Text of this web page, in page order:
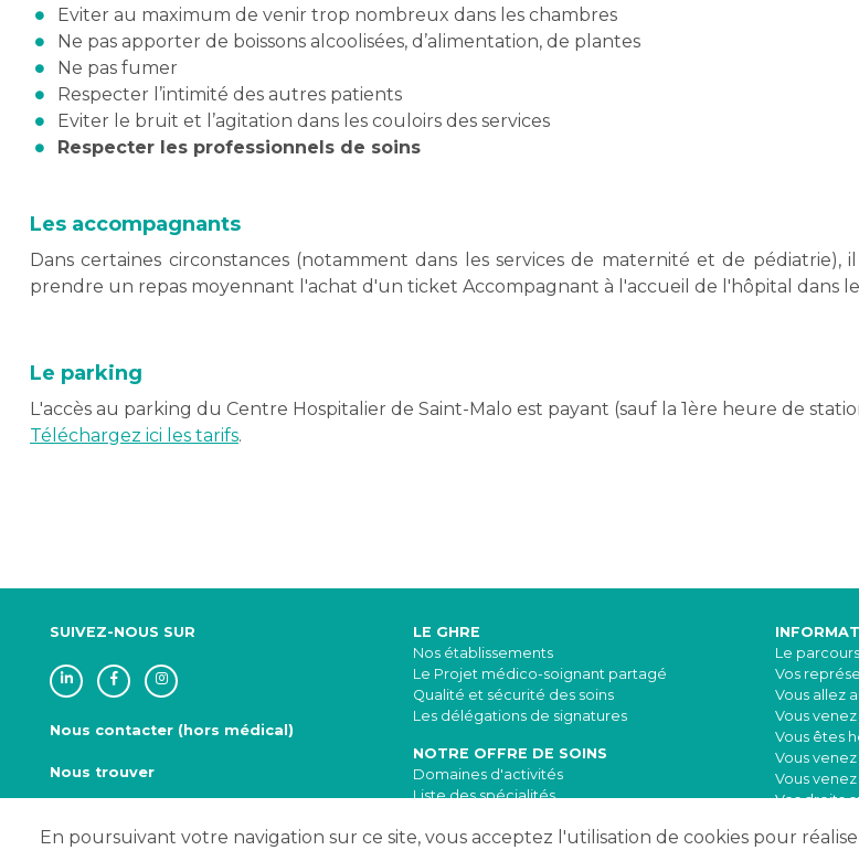
Eviter au maximum de venir trop nombreux dans les chambres
Ne pas apporter de boissons alcoolisées, d’alimentation, de plantes
Ne pas fumer
Respecter l’intimité des autres patients
Eviter le bruit et l’agitation dans les couloirs des services
Respecter les professionnels de soins
Les accompagnants
Dans certaines circonstances (notamment dans les services de maternité et de pédiatrie),
prendre un repas moyennant l'achat d'un ticket Accompagnant à l'accueil de l'hôpital dans
Le parking
L'accès au parking du Centre Hospitalier de Saint-Malo est payant (sauf la 1ère heure de
Téléchargez ici les tarifs.
SUIVEZ-NOUS SUR
Nous contacter (hors médical)
Nous trouver
LE GHRE
Nos établissements
Le Projet médico-soignant partagé
Qualité et sécurité des soins
Les délégations de signatures
NOTRE OFFRE DE SOINS
Domaines d'activités
Liste des spécialités
Le
Vos
Vous allez
Vous
Vous êtes
Vous
Vous
Vos droits
OFFRES
En poursuivant votre navigation sur ce site, vous acceptez l'utilisation de cookies pour